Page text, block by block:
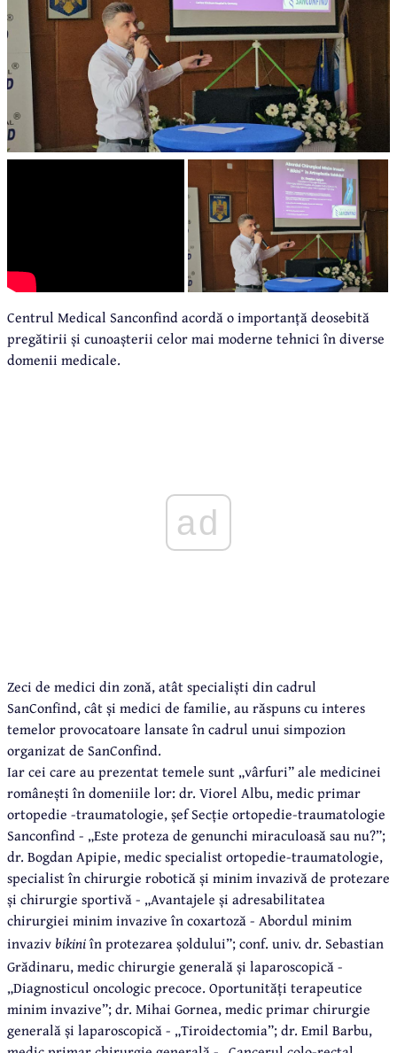
Centrul Medical Sanconfind acordă o importanță deosebită
pregătirii și cunoașterii celor mai moderne tehnici în diverse
domenii medicale.
ad
Zeci de medici din zonă, atât specialiști din cadrul
SanConfind, cât și medici de familie, au răspuns cu interes
temelor provocatoare lansate în cadrul unui simpozion
organizat de SanConfind.
Iar cei care au prezentat temele sunt „vârfuri” ale medicinei
românești în domeniile lor: dr. Viorel Albu, medic primar
ortopedie -traumatologie, șef Secție ortopedie-traumatologie
Sanconfind - „Este proteza de genunchi miraculoasă sau nu?”;
dr. Bogdan Apipie, medic specialist ortopedie-traumatologie,
specialist în chirurgie robotică și minim invazivă de protezare
și chirurgie sportivă - „Avantajele și adresabilitatea
chirurgiei minim invazive în coxartoză - Abordul minim
invaziv bikiniîn protezarea șoldului”; conf. univ. dr. Sebastian
Grădinaru, medic chirurgie generală și laparoscopică -
„Diagnosticul oncologic precoce. Oportunități terapeutice
minim invazive”; dr. Mihai Gornea, medic primar chirurgie
generală și laparoscopică - „Tiroidectomia”; dr. Emil Barbu,